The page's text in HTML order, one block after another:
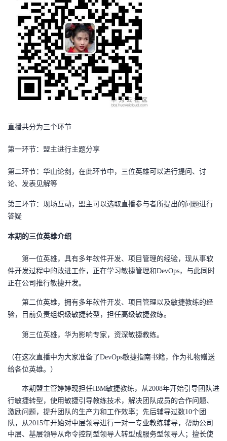
直播共分为三个环节
第一环节：盟主进行主题分享
第二环节：华山论剑，在此环节中，三位英雄可以进行提问、讨
论、发表见解等
第三环节：现场互动，盟主可以选取直播参与者所提出的问题进行
答疑
本期的三位英雄介绍
第一位英雄，具有多年软件开发、项目管理的经验，现从事软
件开发过程中的改进工作，正在学习敏捷管理和DevOps，与此同时
正在公司推行敏捷开发。
第二位英雄，拥有多年软件开发、项目管理以及敏捷教练的经
验，目前负责组织级敏捷转型，担任高级敏捷教练。
第三位英雄，华为影响专家，资深敏捷教练。
（在这次直播中为大家准备了DevOps敏捷指南书籍，作为礼物赠送
给各位英雄。）
本期盟主管婷婷现担任IBM敏捷教练，从2008年开始引导团队进
行敏捷转型，使用敏捷引导教练技术，解决团队成员的合作问题、
激励问题，提升团队的生产力和工作效率；先后辅导过数10个团
队，从2015年开始对中层领导进行一对一专业教练辅导，帮助公司
中层、基层领导从命令控制型领导人转型成服务型领导人；擅长使